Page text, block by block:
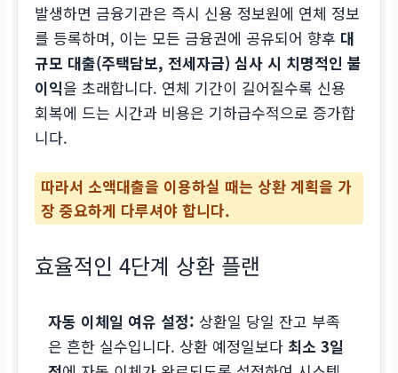
발생하면 금융기관은 즉시 신용 정보원에 연체 정보
를 등록하며, 이는 모든 금융권에 공유되어 향후 대
규모 대출(주택담보, 전세자금) 심사 시 치명적인 불
이익을 초래합니다. 연체 기간이 길어질수록 신용
회복에 드는 시간과 비용은 기하급수적으로 증가합
니다.
따라서 소액대출을 이용하실 때는 상환 계획을 가
장 중요하게 다루셔야 합니다.
효율적인 4단계 상환 플랜
자동 이체일 여유 설정: 상환일 당일 잔고 부족
은 흔한 실수입니다. 상환 예정일보다 최소 3일